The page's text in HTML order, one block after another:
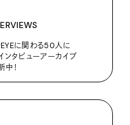
に関わる50人に
タビューアーカイブ
中！